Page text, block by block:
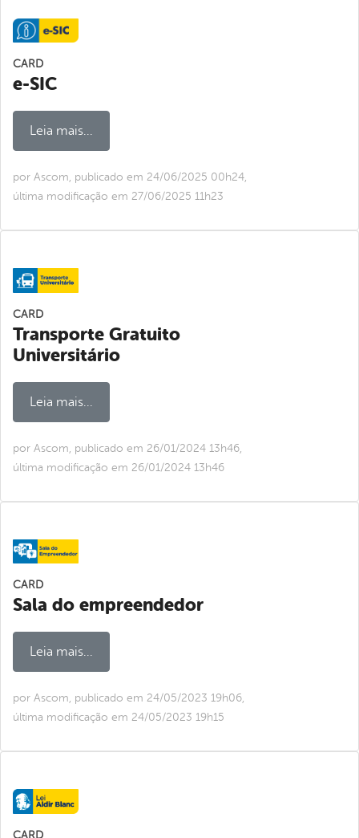
CARD
e-SIC
Leia mais...
por Ascom, publicado em 24/06/2025 00h24,
última modificação em 27/06/2025 11h23
CARD
Transporte Gratuito
Universitário
Leia mais...
por Ascom, publicado em 26/01/2024 13h46,
última modificação em 26/01/2024 13h46
CARD
Sala do empreendedor
Leia mais...
por Ascom, publicado em 24/05/2023 19h06,
última modificação em 24/05/2023 19h15
CARD